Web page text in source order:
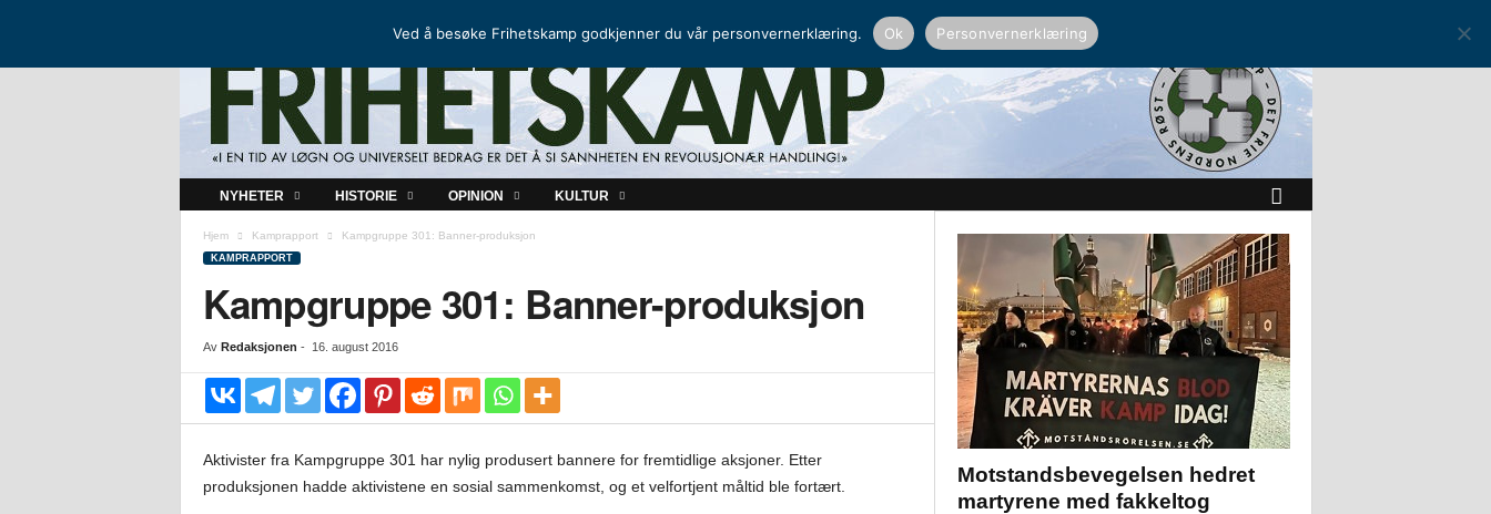
r
a
p
NYHETER HISTORIE OPINION KULTUR
Hjem Kamprapport Kampgruppe 301: Banner-produksjon
KAMPRAPPORT
Kampgruppe 301: Banner-produksjon
Av Redaksjonen - 16. august 2016
Aktivister fra Kampgruppe 301 har nylig produsert bannere for fremtidlige aksjoner. Etter
produksjonen hadde aktivistene en sosial sammenkomst, og et velfortjent måltid ble fortært.
Motstandsbevegelsen hedret
martyrene med fakkeltog
Ved å besøke Frihetskamp godkjenner du vår personvernerklæring. Ok Personvernerklæring